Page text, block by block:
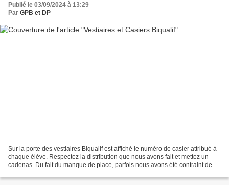
Publié le 03/09/2024 à 13:29
Par GPB et DP
Sur la porte des vestiaires Biqualif est affiché le numéro de casier attribué à
chaque élève. Respectez la distribution que nous avons fait et mettez un
cadenas. Du fait du manque de place, parfois nous avons été contraint de